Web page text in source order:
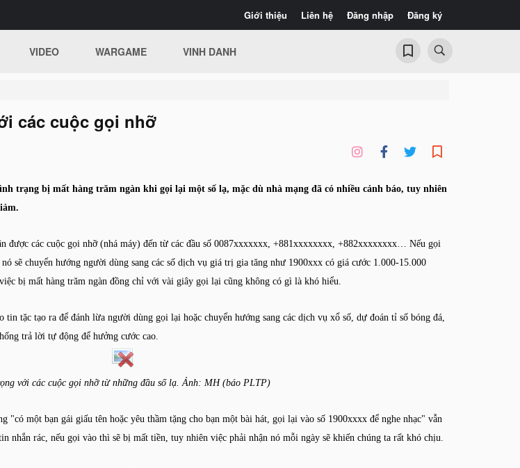
Giới thiệu Liên hệ Đăng nhập Đăng ký
VIDEO WARGAME VINH DANH
các cuộc gọi nhỡ
trạng bị mất hàng trăm ngàn khi gọi lại một số lạ, mặc dù nhà mạng đã có nhiều cảnh báo, tuy nhiên
được các cuộc gọi nhỡ (nhá máy) đến từ các đầu số 0087xxxxxxx, +881xxxxxxxx, +882xxxxxxxx… Nếu gọi
sẽ chuyển hướng người dùng sang các số dịch vụ giá trị gia tăng như 1900xxx có giá cước 1.000-15.000
bị mất hàng trăm ngàn đồng chỉ với vài giây gọi lại cũng không có gì là khó hiểu.
tặc tạo ra để đánh lừa người dùng gọi lại hoặc chuyển hướng sang các dịch vụ xổ số, dự đoán tỉ số bóng đá,
trả lời tự động để hưởng cước cao.
với các cuộc gọi nhỡ từ những đầu số lạ. Ảnh: MH (báo PLTP)
"có một bạn gái giấu tên hoặc yêu thầm tặng cho bạn một bài hát, gọi lại vào số 1900xxxx để nghe nhạc" vẫn
nhắn rác, nếu gọi vào thì sẽ bị mất tiền, tuy nhiên việc phải nhận nó mỗi ngày sẽ khiến chúng ta rất khó chịu.